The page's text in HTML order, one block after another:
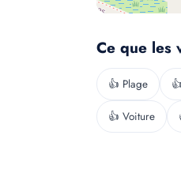
Ce que les
👍 Plage
👍 Voiture